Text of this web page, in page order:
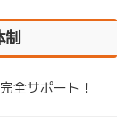
制
全サポート！